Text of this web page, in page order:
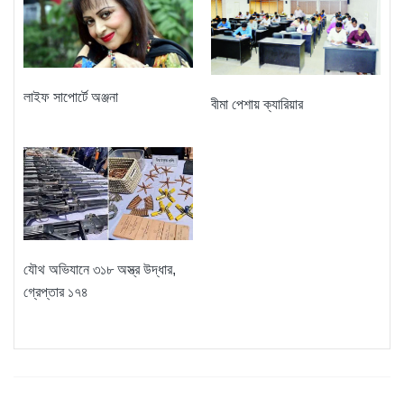
লাইফ সাপোর্টে অঞ্জনা বীমা পেশায় ক্যারিয়ার
যৌথ অভিযানে ৩১৮ অস্ত্র উদ্ধার,
গ্রেপ্তার ১৭৪